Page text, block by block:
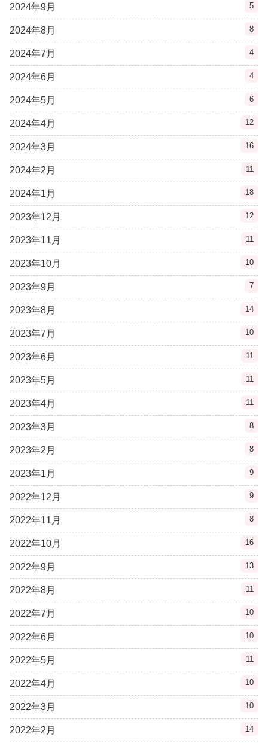
2024年9月 5
2024年8月 8
2024年7月 4
2024年6月 4
2024年5月 6
2024年4月 12
2024年3月 16
2024年2月 11
2024年1月 18
2023年12月 12
2023年11月 11
2023年10月 10
2023年9月 7
2023年8月 14
2023年7月 10
2023年6月 11
2023年5月 11
2023年4月 11
2023年3月 8
2023年2月 8
2023年1月 9
2022年12月 9
2022年11月 8
2022年10月 16
2022年9月 13
2022年8月 11
2022年7月 10
2022年6月 10
2022年5月 11
2022年4月 10
2022年3月 10
2022年2月 14